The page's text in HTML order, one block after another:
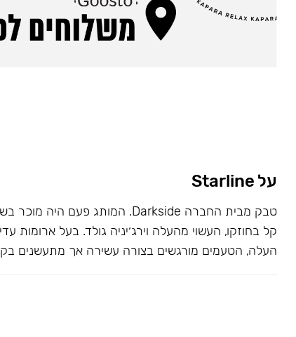
על Starline
קל בחוזקו, העשוי מהעלה וירג׳יניה גולד. בעל ארומות
העלה, הטעמים מורגשים בצורה עשירה אך מתעשנים